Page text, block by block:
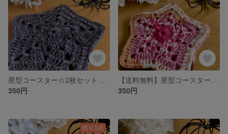
350円
350円
残り1点